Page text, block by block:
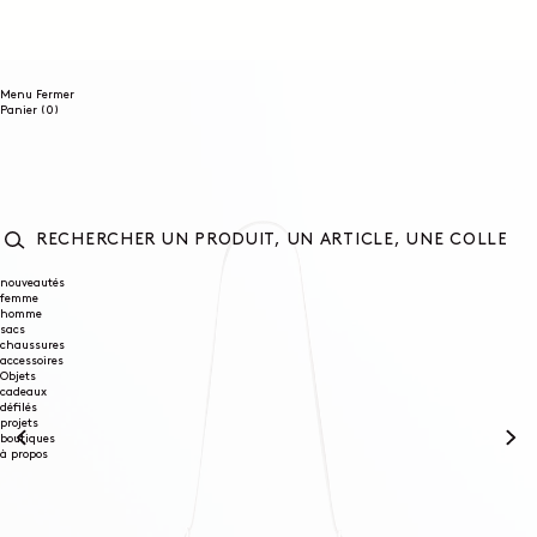
Menu Fermer
Panier (0)
UN
PRODUIT,
UN
UNE
COLLECTION...
nouveautés
femme
homme
sacs
chaussures
accessoires
Objets
cadeaux
défilés
projets
boutiques
à propos